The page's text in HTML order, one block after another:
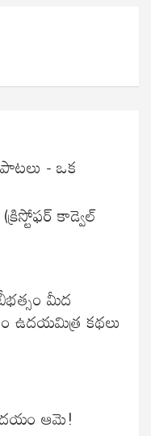
- ఒక
కాడ్వెల్
మీద
ఉదయమిత్ర కథలు
ఆమె!